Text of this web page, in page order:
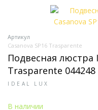
Артикул
Casanova SP16 Trasparente
Подвесная люстра
Trasparente 044248
IDEAL LUX
В наличии